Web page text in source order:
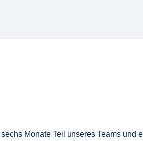
sechs Monate Teil unseres Teams und